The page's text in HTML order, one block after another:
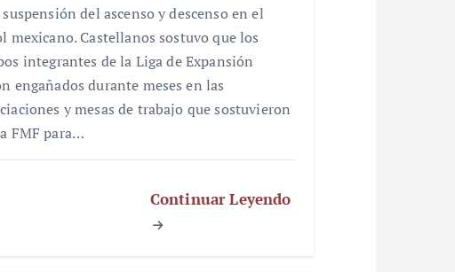
del ascenso y descenso en el
mexicano. Castellanos sostuvo que los
integrantes de la Liga de Expansión
engañados durante meses en las
y mesas de trabajo que sostuvieron
FMF para…
Continuar Leyendo